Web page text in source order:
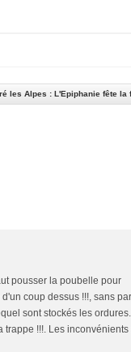
les Alpes : L'Epiphanie fête la
pousser la poubelle pour
coup dessus !!!, sans
sont stockés les
trappe !!!. Les inconvénients